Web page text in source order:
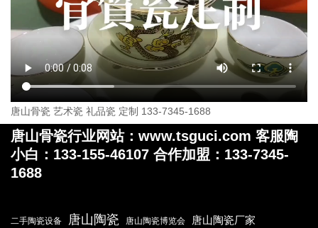
唐山骨瓷 艺术瓷 礼品瓷 定制 133-7345-1688
唐山骨瓷行业网站：www.tsguci.com 客服陶
小白：133-155-46107 合作加盟：133-7345-
1688
二手陶瓷设备 唐山陶瓷 唐山陶瓷博览会 唐山陶瓷厂家